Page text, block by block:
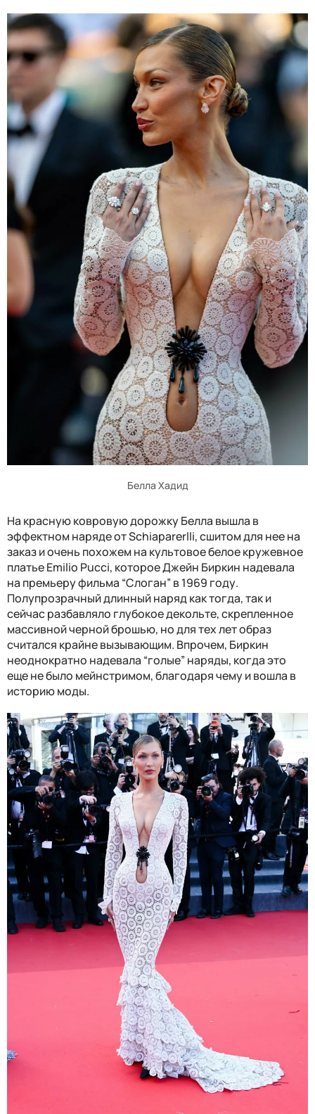
Белла Хадид
На красную ковровую дорожку Белла вышла в
эффектном наряде от Schiaparerlli, сшитом для нее на
заказ и очень похожем на культовое белое кружевное
платье Emilio Pucci, которое Джейн Биркин надевала
на премьеру фильма “Слоган” в 1969 году.
Полупрозрачный длинный наряд как тогда, так и
сейчас разбавляло глубокое декольте, скрепленное
массивной черной брошью, но для тех лет образ
считался крайне вызывающим. Впрочем, Биркин
неоднократно надевала “голые” наряды, когда это
еще не было мейнстримом, благодаря чему и вошла в
историю моды.